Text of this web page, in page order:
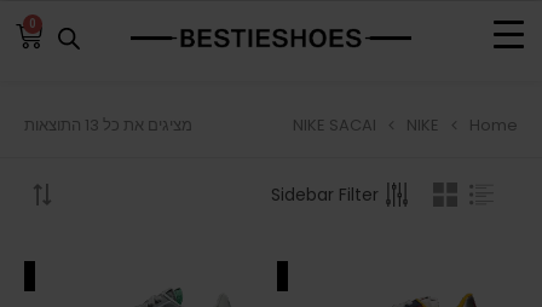
0
BROWSE
Home
NIKE
NIKE SACAI מציגים את כל ⁦13⁩ התוצאות
Sidebar Filter